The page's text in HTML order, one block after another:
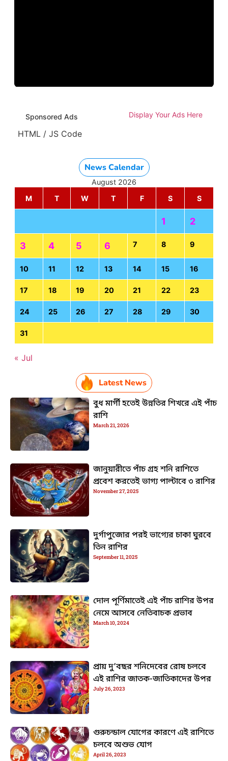
Sponsored Ads Display Your Ads Here
HTML / JS Code
News Calendar
August 2026
M
T W T F S S
1 2
3 4 5 6 7 8 9
10 11 12 13 14 15 16
17 18 19 20 21 22 23
24 25 26 27 28 29 30
31
« Jul
Latest News
বুধ মার্গী হতেই উন্নতির শিখরে এই পাঁচ
রাশি
March 21, 2026
জানুয়ারীতে পাঁচ গ্রহ শনি রাশিতে
প্রবেশ করতেই ভাগ্য পাল্টাবে ৩ রাশির
November 27, 2025
দুর্গাপুজোর পরই ভাগ্যের চাকা ঘুরবে
তিন রাশির
September 11, 2025
দোল পূর্ণিমাতেই এই পাঁচ রাশির উপর
নেমে আসবে নেতিবাচক প্রভাব
March 10, 2024
প্রায় দু’বছর শনিদেবের রোষ চলবে
এই রাশির জাতক-জাতিকাদের উপর
July 26, 2023
গুরুচন্ডাল যোগের কারণে এই রাশিতে
চলবে অশুভ যোগ
April 26, 2023